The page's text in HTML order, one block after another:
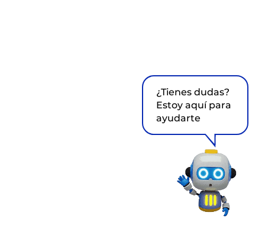
¿Tienes dudas?
Estoy aquí para
ayudarte